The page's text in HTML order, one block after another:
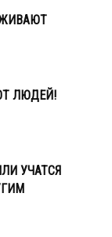
ЛЮДЕЙ!
УЧАТСЯ